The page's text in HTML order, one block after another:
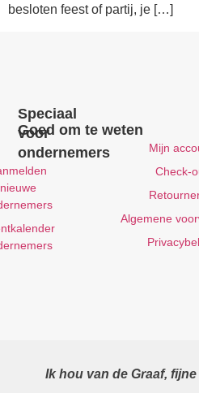
besloten feest of partij, je […]
Goed om te weten
Mijn
Check-
Algemene
Speciaal
voor
ondernemers
nieuwe
Ik hou van de Graaf,